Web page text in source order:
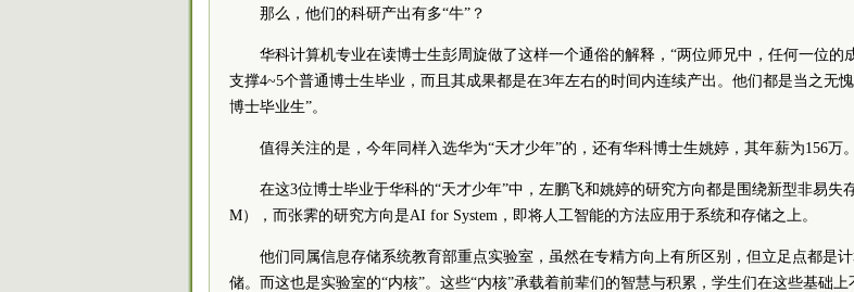
那么，他们的科研产出有多“牛”？
华科计算机专业在读博士生彭周旋做了这样一个通俗的解释，“两位师兄中，任何一位的
支撑4~5个普通博士生毕业，而且其成果都是在3年左右的时间内连续产出。他们都是当之无
博士毕业生”。
值得关注的是，今年同样入选华为“天才少年”的，还有华科博士生姚婷，其年薪为156万。
在这3位博士毕业于华科的“天才少年”中，左鹏飞和姚婷的研究方向都是围绕新型非易失
M），而张霁的研究方向是AI for System，即将人工智能的方法应用于系统和存储之上。
他们同属信息存储系统教育部重点实验室，虽然在专精方向上有所区别，但立足点都是
储。而这也是实验室的“内核”。这些“内核”承载着前辈们的智慧与积累，学生们在这些基础上